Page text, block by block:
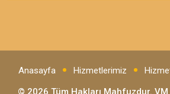
Anasayfa Hizmetlerimiz
© 2026 Tüm Hakları Mahfuzdur.